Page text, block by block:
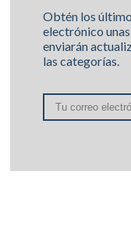
Obtén los
electrónico unas
enviarán
las categorías.